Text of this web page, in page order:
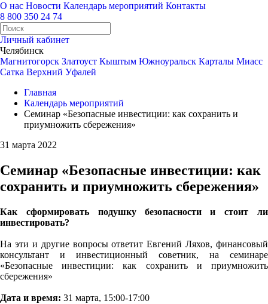
О нас Новости Календарь мероприятий Контакты
8 800 350 24 74
Личный кабинет
Челябинск
Магнитогорск Златоуст Кыштым Южноуральск Карталы Миасс
Сатка Верхний Уфалей
Главная
Календарь мероприятий
Семинар «Безопасные инвестиции: как сохранить и
приумножить сбережения»
31 марта 2022
Семинар «Безопасные инвестиции: как
сохранить и приумножить сбережения»
Как сформировать подушку безопасности и стоит ли
инвестировать?
На эти и другие вопросы ответит Евгений Ляхов, финансовый
консультант и инвестиционный советник, на семинаре
«Безопасные инвестиции: как сохранить и приумножить
сбережения»
Дата и время: 31 марта, 15:00-17:00